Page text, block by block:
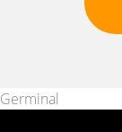
Germinal